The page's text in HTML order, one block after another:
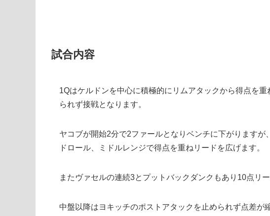
試合内容
1Qはケルドンを中心に積極的にリムアタックから得点を
られず接戦となります。
ヤコブが開始2分で2ファールとなりベンチに下がります
ドロール、ミドルレンジで得点を重ねリードを広げます。
またヴァセルの連続3とプットバックダンクもあり10点リー
中盤以降はヨキッチのポストアタックを止められず点差が